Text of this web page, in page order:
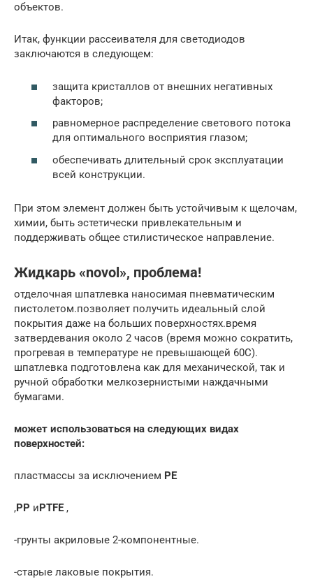
объектов.
Итак, функции рассеивателя для светодиодов
заключаются в следующем:
защита кристаллов от внешних негативных
факторов;
равномерное распределение светового потока
для оптимального восприятия глазом;
обеспечивать длительный срок эксплуатации
всей конструкции.
При этом элемент должен быть устойчивым к щелочам,
химии, быть эстетически привлекательным и
поддерживать общее стилистическое направление.
Жидкарь «novol», проблема!
отделочная шпатлевка наносимая пневматическим
пистолетом.позволяет получить идеальный слой
покрытия даже на больших поверхностях.время
затвердевания около 2 часов (время можно сократить,
прогревая в температуре не превышающей 60С).
шпатлевка подготовлена как для механической, так и
ручной обработки мелкозернистыми наждачными
бумагами.
может использоваться на следующих видах
поверхностей:
пластмассы за исключением PE
,PP иPTFE ,
-грунты акриловые 2-компонентные.
-старые лаковые покрытия.